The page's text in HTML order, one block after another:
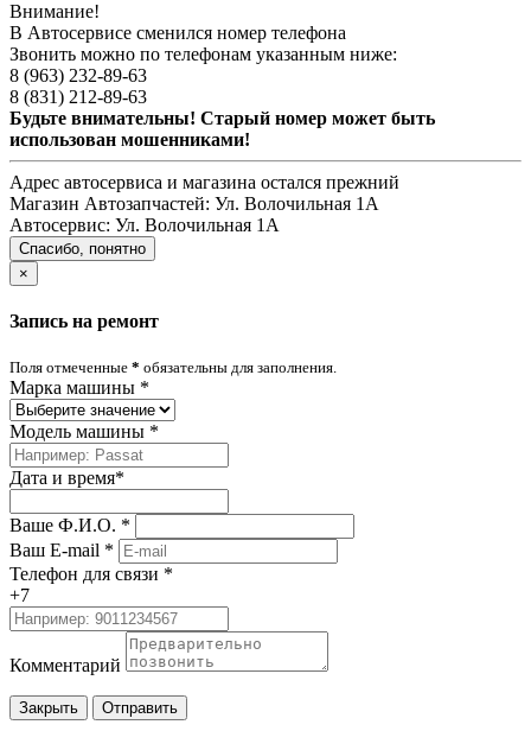
Внимание!
В Автосервисе сменился номер телефона
Звонить можно по телефонам указанным ниже:
8 (963) 232-89-63
8 (831) 212-89-63
Будьте внимательны! Старый номер может быть
использован мошенниками!
Адрес автосервиса и магазина остался прежний
Магазин Автозапчастей: Ул. Волочильная 1А
Автосервис: Ул. Волочильная 1А
Спасибо, понятно
×
Запись на ремонт
Поля отмеченные * обязательны для заполнения.
Марка машины *
Модель машины *
Дата и время*
Ваше Ф.И.О. *
Ваш E-mail *
Телефон для связи *
+7
Комментарий
Закрыть Отправить